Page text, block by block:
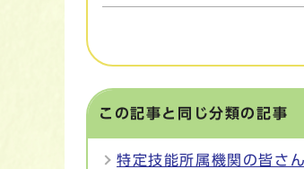
この記事と同じ分類の記事
特定技能所属機関の皆さ